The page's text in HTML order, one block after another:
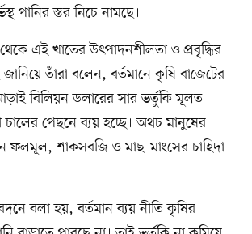
পানির স্তর নিচে নামছে।
এই খাতের উৎপাদনশীলতা ও প্রবৃদ্ধির
তাঁরা বলেন, বর্তমানে কৃষি বাজেটের
বিলিয়ন ডলারের সার ভর্তুকি মূলত
পেছনে ব্যয় হচ্ছে। অথচ মানুষের
ফলমূল, শাকসবজি ও মাছ-মাংসের চাহিদা
বলা হয়, বর্তমান ব্যয় নীতি কৃষির